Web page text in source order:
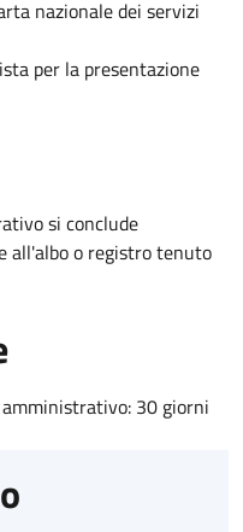
nazionale dei servizi
per la presentazione
si conclude
all'albo o registro tenuto
30 giorni